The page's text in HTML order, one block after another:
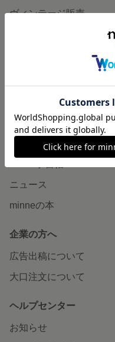
ヴィンテージ販売
読みもの
minneとものづくりと
ニュース
minneの本
企業の方へ
広告出稿について
大口注文について
ヘルプセンター
お知らせ